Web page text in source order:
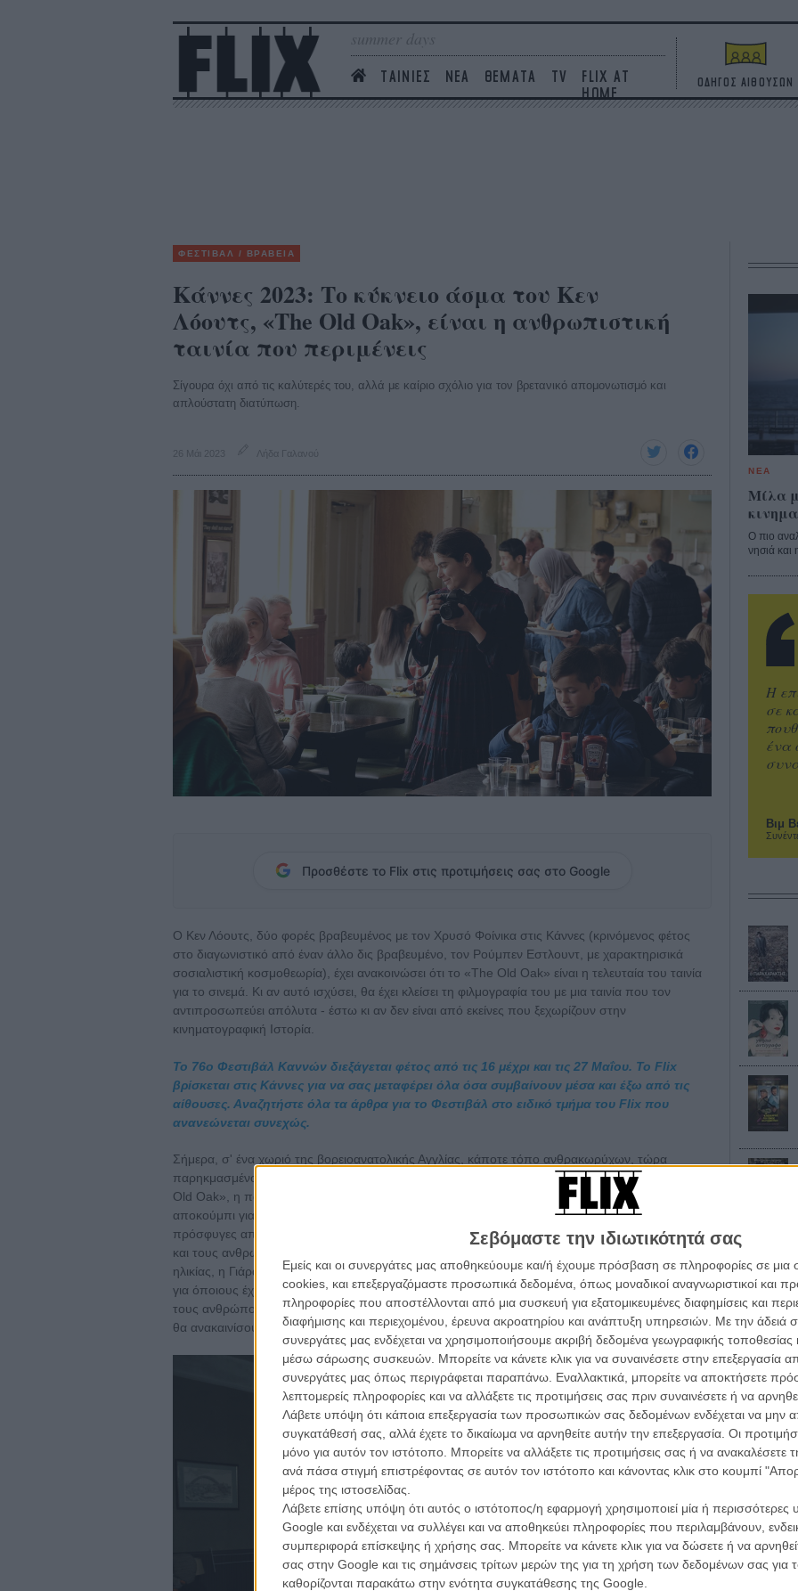
Σεβόμαστε την ιδιωτικότητά σας
Εμείς και οι συνεργάτες μας αποθηκεύουμε και/ή έχουμε πρόσβαση σε πληροφορίες σε
cookies, και επεξεργαζόμαστε προσωπικά δεδομένα, όπως μοναδικοί αναγνωριστικοί και
πληροφορίες που αποστέλλονται από μια συσκευή για εξατομικευμένες διαφημίσεις και
διαφήμισης και περιεχομένου, έρευνα ακροατηρίου και ανάπτυξη υπηρεσιών. Με την άδειά
συνεργάτες μας ενδέχεται να χρησιμοποιήσουμε ακριβή δεδομένα γεωγραφικής τοποθεσίας
μέσω σάρωσης συσκευών. Μπορείτε να κάνετε κλικ για να συναινέσετε στην επεξεργασία
συνεργάτες μας όπως περιγράφεται παραπάνω. Εναλλακτικά, μπορείτε να αποκτήσετε
λεπτομερείς πληροφορίες και να αλλάξετε τις προτιμήσεις σας πριν συναινέσετε ή να
Λάβετε υπόψη ότι κάποια επεξεργασία των προσωπικών σας δεδομένων ενδέχεται να μην
συγκατάθεσή σας, αλλά έχετε το δικαίωμα να αρνηθείτε αυτήν την επεξεργασία. Οι
μόνο για αυτόν τον ιστότοπο. Μπορείτε να αλλάξετε τις προτιμήσεις σας ή να ανακαλέσετε
ανά πάσα στιγμή επιστρέφοντας σε αυτόν τον ιστότοπο και κάνοντας κλικ στο κουμπί
μέρος της ιστοσελίδας.
Λάβετε επίσης υπόψη ότι αυτός ο ιστότοπος/η εφαρμογή χρησιμοποιεί μία ή περισσότερες
Google και ενδέχεται να συλλέγει και να αποθηκεύει πληροφορίες που περιλαμβάνουν,
συμπεριφορά επίσκεψης ή χρήσης σας. Μπορείτε να κάνετε κλικ για να δώσετε ή να
σας στην Google και τις σημάνσεις τρίτων μερών της για τη χρήση των δεδομένων σας
καθορίζονται παρακάτω στην ενότητα συγκατάθεσης της Google.
summer days
ΤΑΙΝΙΕΣ ΝΕΑ ΘΕΜΑΤΑ TV
FLIX AT
HOME
ΟΔΗΓΟΣ ΑΙΘΟΥΣΩΝ
ΦΕΣΤΙΒΑΛ / ΒΡΑΒΕΙΑ
Κάννες 2023: Το κύκνειο άσμα του Κεν
Λόουτς, «The Old Oak», είναι η ανθρωπιστική
ταινία που περιμένεις
Σίγουρα όχι από τις καλύτερές του, αλλά με καίριο σχόλιο για τον βρετανικό απομονωτισμό και
απλούστατη διατύπωση.
26 Μάι 2023 Λήδα Γαλανού
Προσθέστε το Flix στις προτιμήσεις σας στο Google
Ο Κεν Λόουτς, δύο φορές βραβευμένος με τον Χρυσό Φοίνικα στις Κάννες (κρινόμενος φέτος
στο διαγωνιστικό από έναν άλλο δις βραβευμένο, τον Ρούμπεν Εστλουντ, με χαρακτηρισικά
σοσιαλιστική κοσμοθεωρία), έχει ανακοινώσει ότι το «The Old Oak» είναι η τελευταία του ταινία
για το σινεμά. Κι αν αυτό ισχύσει, θα έχει κλείσει τη φιλμογραφία του με μια ταινία που τον
αντιπροσωπεύει απόλυτα - έστω κι αν δεν είναι από εκείνες που ξεχωρίζουν στην
κινηματογραφική Ιστορία.
Το 76ο Φεστιβάλ Καννών διεξάγεται φέτος από τις 16 μέχρι και τις 27 Μαΐου. Το Flix
βρίσκεται στις Κάννες για να σας μεταφέρει όλα όσα συμβαίνουν μέσα και έξω από τις
αίθουσες. Αναζητήστε όλα τα άρθρα για το Φεστιβάλ στο ειδικό τμήμα του Flix που
ανανεώνεται συνεχώς.
Σήμερα, σ' ένα χωριό της βορειοανατολικής Αγγλίας, κάποτε τόπο ανθρακωρύχων, τώρα
παρηκμασμένο και φτωχό, ζει ο Τίτζεϊ, ιδιοκτήτης της τελευταίας παμπ της περιοχής. Το «The
Old Oak», η παλιά βελανιδιά, είναι λίγο σαν και τον ίδιο: απαράλλαχτη τις τελευταίες δεκαετίες,
αποκούμπι για τους ντόπιους, μισοχαλασμένη, λίγο θλιβερή. Οταν στο χωριό τοποθετούνται
πρόσφυγες από τη Συρία, ο Τίτζεϊ γνωρίζει τη νεαρή Γιάρα που έχει αγάπη για τη φωτογραφία
και τους ανθρώπους. Στον εφιάλτη του τραμπουκισμού των Σύρων από τους ντόπιους κάθε
ηλικίας, η Γιάρα έχει την απάντηση: να διοργανώσουν, μαζί, συσίτιο για Αγγλους και πρόσφυγες,
για όποιους έχουν ανάγκη, γιατί το φαγητό είναι η μόνη δραστηριότητα που μπορεί να κάνει
τους ανθρώπους να μονιάσουν. Και να το κάνουν, φυσικά, στον πίσω χώρο της παμπ, που μαζί
θα ανακαινίσουν. Ομως οι συντοπίτες του Τίτζεϊ δεν βλέπουν αυτή την ιδέα με καλό μάτι.
ΝΕΑ
Μίλα
Ο πιο
νησιά και
Βιμ
Η
σε
ένα
Οι
Μπέλα
Μια Θέση
A Place
Τζορτζ
Οδύσσεια
The
Ψηλά
Tacones
Πέδρο